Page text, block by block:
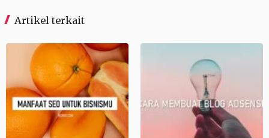
Artikel terkait